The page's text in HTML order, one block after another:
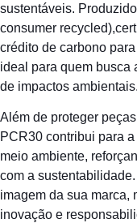
sustentáveis.
consumer
crédito de carbono
ideal para quem busca
de impactos ambientais.
Além de proteger
PCR30 contribui para
meio ambiente,
com a
imagem da sua marca,
inovação e